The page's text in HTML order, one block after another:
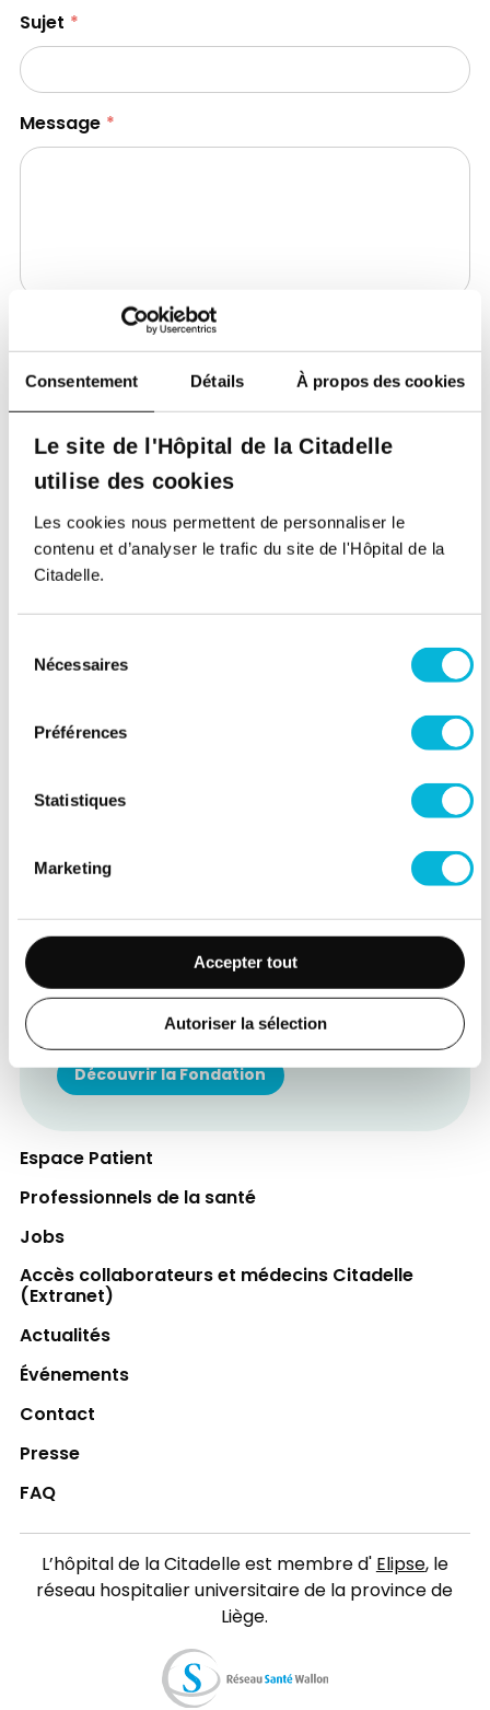
Consentement Détails À propos des cookies
Le site de l'Hôpital de la Citadelle
utilise des cookies
Les cookies nous permettent de personnaliser le
contenu et d’analyser le trafic du site de l'Hôpital de la
Citadelle.
Nécessaires
Préférences
Statistiques
Marketing
Accepter tout
Autoriser la sélection
Sujet
Message
1 seul fichier.
Limité à 10 Mo.
Types autorisés : pdf.
plus d’informations sur le traitement de vos
données dansla politique de protection des
données personnelles
Soutenez notre Fondation
Votre don à la Fondation permet de
financer des projets qui améliorent
directement le bien-être des patients et
leurs proches.
Découvrir la Fondation
Espace Patient
Professionnels de la santé
Jobs
Accès collaborateurs et médecins Citadelle
(Extranet)
Actualités
Événements
Contact
Presse
FAQ
L’hôpital de la Citadelle est membre d'Elipse, le
réseau hospitalier universitaire de la province de
Liège.